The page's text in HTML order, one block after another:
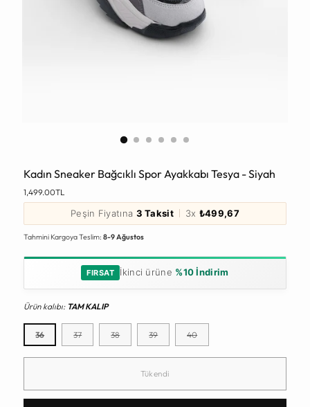
Kadın Sneaker Bağcıklı Spor Ayakkabı Tesya - Siyah
Normal
Fiyat
1,499.00TL
Peşin Fiyatına 3 Taksit 3x ₺499,67
Tahmini Kargoya Teslim:8-9 Ağustos
FIRSAT İkinci ürüne %10 İndirim
Ürün kalıbı: TAM KALIP
36 37 38 39 40
Tükendi